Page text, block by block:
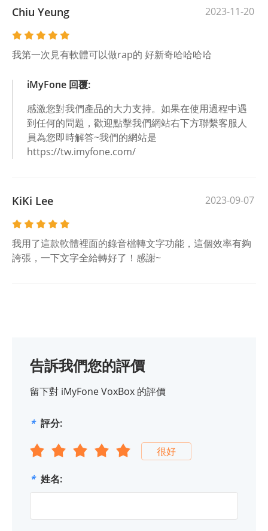
Chiu Yeung 2023-11-20
我第一次見有軟體可以做rap的 好新奇哈哈哈哈
iMyFone 回覆:
感激您對我們產品的大力支持。如果在使用過程中遇
到任何的問題，歡迎點擊我們網站右下方聯繫客服人
員為您即時解答~我們的網站是
https://tw.imyfone.com/
KiKi Lee 2023-09-07
我用了這款軟體裡面的錄音檔轉文字功能，這個效率有夠
誇張，一下文字全給轉好了！感謝~
告訴我們您的評價
留下對 iMyFone VoxBox 的評價
* 評分:
很好
* 姓名: